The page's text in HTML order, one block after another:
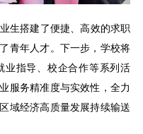
搭建了便捷、高效的求职
青年人才。下一步，学校将
业指导、校企合作等系列活
服务精准度与实效性，全力
域经济高质量发展持续输送